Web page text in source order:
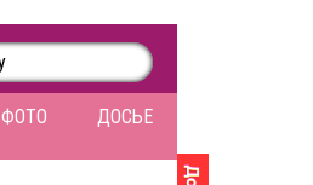
ФОТО ДОСЬЕ